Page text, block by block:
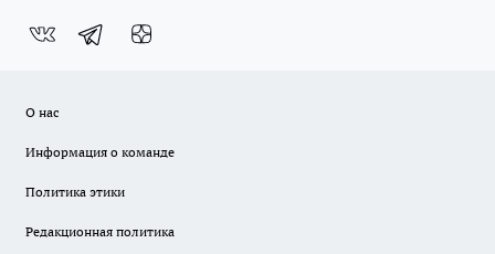
О нас
Информация о команде
Политика этики
Редакционная политика